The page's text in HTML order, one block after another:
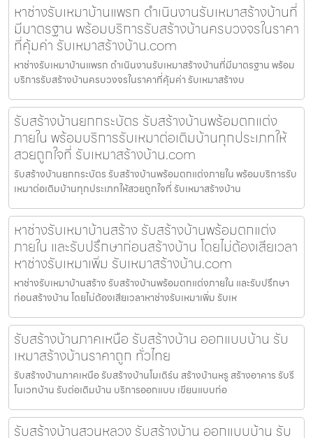
หาช่างรับเหมาบ้านแพรก ดำเนินงานรับเหมาสร้างบ้านที่
มีมาตรฐาน พร้อมบริการรับสร้างบ้านครบวงจรในราคา
ที่คุ้มค่า รับเหมาสร้างบ้าน.com
หาช่างรับเหมาบ้านแพรก ดำเนินงานรับเหมาสร้างบ้านที่มีมาตรฐาน พร้อม
บริการรับสร้างบ้านครบวงจรในราคาที่คุ้มค่า รับเหมาสร้างบ
รับสร้างบ้านยกกระบัตร รับสร้างบ้านพร้อมตกแต่ง
ภายใน พร้อมบริการรับเหมาต่อเติมบ้านทุกประเภทให้
สวยถูกใจที่ รับเหมาสร้างบ้าน.com
รับสร้างบ้านยกกระบัตร รับสร้างบ้านพร้อมตกแต่งภายใน พร้อมบริการรับ
เหมาต่อเติมบ้านทุกประเภทให้สวยถูกใจที่ รับเหมาสร้างบ้าน
หาช่างรับเหมาบ้านสร้าง รับสร้างบ้านพร้อมตกแต่ง
ภายใน และรับปรึกษาก่อนสร้างบ้าน โดยไม่ต้องเสียเวลา
หาช่างรับเหมาเพิ่ม รับเหมาสร้างบ้าน.com
หาช่างรับเหมาบ้านสร้าง รับสร้างบ้านพร้อมตกแต่งภายใน และรับปรึกษา
ก่อนสร้างบ้าน โดยไม่ต้องเสียเวลาหาช่างรับเหมาเพิ่ม รับเห
รับสร้างบ้านภาคเหนือ รับสร้างบ้าน ออกแบบบ้าน รับ
เหมาสร้างบ้านราคาถูก ทั่วไทย
รับสร้างบ้านภาคเหนือ รับสร้างบ้านโมเดิร์น สร้างบ้านหรู สร้างอาคาร รับรี
โนเวทบ้าน รับต่อเติมบ้าน บริการออกแบบ เขียนแบบก่อ
รับสร้างบ้านสวนหลวง รับสร้างบ้าน ออกแบบบ้าน รับ